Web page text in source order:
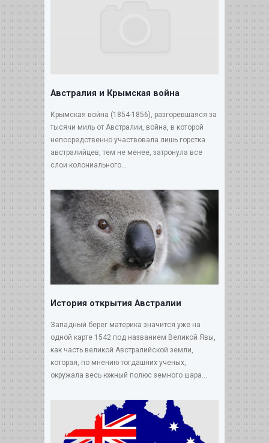
Австралия и Крымская война
Крымская война (1854-1856), разгоревшаяся за
тысячи миль от Австралии, война, в которой
непосредственно участвовала лишь горстка
австралийцев, тем не менее, затронула все
слои колониального...
История открытия Австралии
Западный берег материка значится уже на
одной карте 1542 под названием Великой Явы,
как часть великой Австралийской земли,
которая, по мнению тогдашних ученых,
окружала весь южный полюс земного шара...